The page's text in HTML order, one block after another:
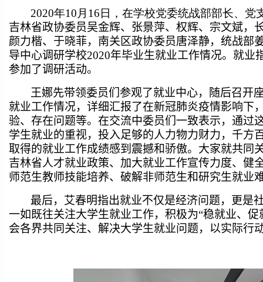
2020年10月16日，在学校党委统战部部长、
吉林省政协委员吴金辉、张景萍、权辉、宗文斌，
颜力楷、于晓菲，南关区政协委员唐泽静，统战部
导中心调研学校2020年毕业生就业工作情况。就业
参加了调研活动。
王娜先带领委员们参观了就业中心，随后召开
就业工作情况，详细汇报了在新冠肺炎疫情影响下
验、存在问题等。在交流中委员们一致表示，通过
学生就业的重视，投入足够的人力物力财力，千方
取得的就业工作成绩感到震撼和骄傲。大家就共同
吉林省人才就业政策、加大就业工作宣传力度、健
师范生教师技能培养、破解非师范生和研究生就业
最后，艾春明指出就业不仅是经济问题，更是
一如既往关注大学生就业工作，积极为“稳就业、
会各界共同关注、解决大学生就业问题，以实际行